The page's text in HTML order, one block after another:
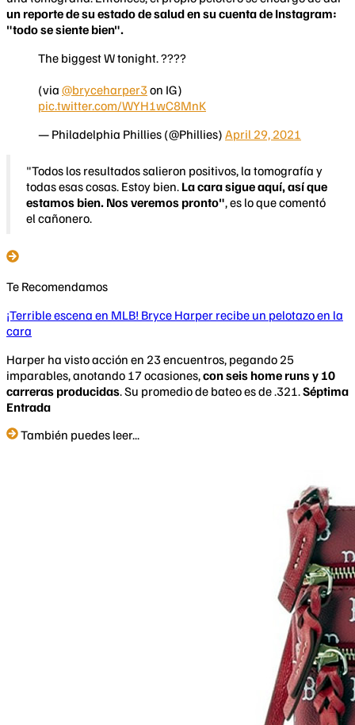
un reporte de su estado de salud en su cuenta de Instagram:
"todo se siente bien".
The biggest W tonight. ????
(via @bryceharper3 on IG)
pic.twitter.com/WYH1wC8MnK
— Philadelphia Phillies (@Phillies) April 29, 2021
"Todos los resultados salieron positivos, la tomografía y
todas esas cosas. Estoy bien. La cara sigue aquí, así que
estamos bien. Nos veremos pronto", es lo que comentó
el cañonero.
Te Recomendamos
¡Terrible escena en MLB! Bryce Harper recibe un pelotazo en la
cara
​Harper ha visto acción en 23 encuentros, pegando 25
imparables, anotando 17 ocasiones,con seis home runs y 10
carreras producidas. Su promedio de bateo es de .321.Séptima
Entrada
También puedes leer...